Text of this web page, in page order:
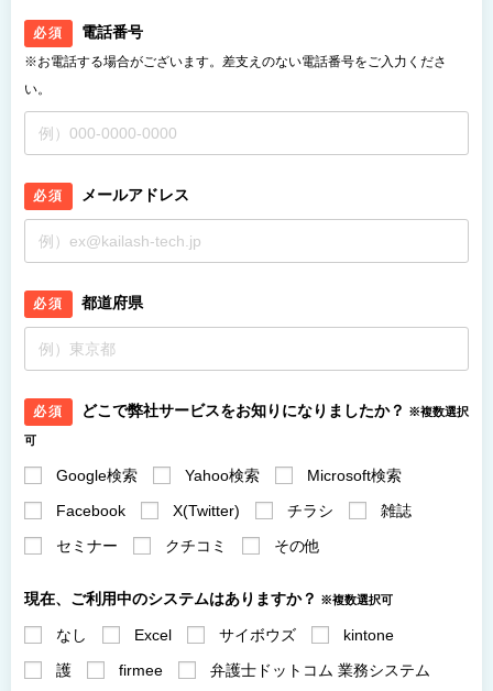
必須 電話番号
※お電話する場合がございます。差支えのない電話番号をご入力くださ
い。
必須 メールアドレス
必須 都道府県
必須 どこで弊社サービスをお知りになりましたか？ ※複数選択
可
Google検索 Yahoo検索
Microsoft検索
Facebook
X(Twitter) チラシ
雑誌
セミナー
クチコミ その他
現在、ご利用中のシステムはありますか？ ※複数選択可
なし Excel サイボウズ
kintone
護
firmee 弁護士ドットコム 業務システム